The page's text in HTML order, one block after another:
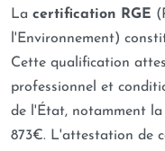
La certification RGE
l'Environnement)
Cette qualification
professionnel et
de l'État, notamment
873€. L'attestation de